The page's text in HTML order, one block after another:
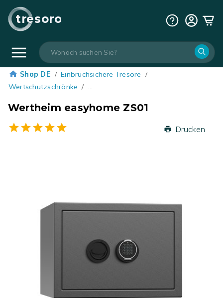
tresoro
Shop DE / Einbruchsichere Tresore /
Wertschutzschränke / …
Wertheim easyhome ZS01
Drucken